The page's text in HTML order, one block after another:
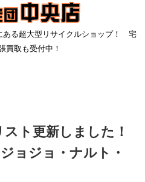
ある超大型リサイクルショップ！ 宅
買取も受付中！
ト更新しました！
ョジョ・ナルト・